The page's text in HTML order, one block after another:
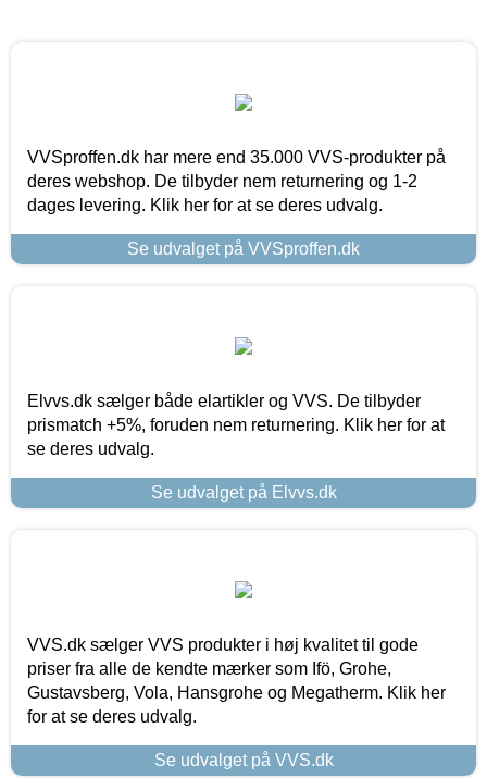
VVSproffen.dk har mere end 35.000 VVS-produkter på
deres webshop. De tilbyder nem returnering og 1-2
dages levering. Klik her for at se deres udvalg.
Se udvalget på VVSproffen.dk
Elvvs.dk sælger både elartikler og VVS. De tilbyder
prismatch +5%, foruden nem returnering. Klik her for at
se deres udvalg.
Se udvalget på Elvvs.dk
VVS.dk sælger VVS produkter i høj kvalitet til gode
priser fra alle de kendte mærker som Ifö, Grohe,
Gustavsberg, Vola, Hansgrohe og Megatherm. Klik her
for at se deres udvalg.
Se udvalget på VVS.dk